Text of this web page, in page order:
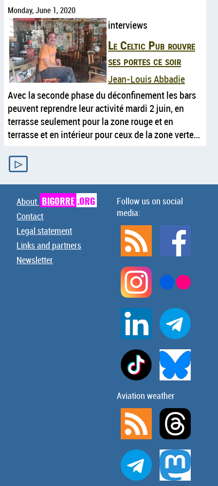
Monday, June 1, 2020
interviews
Le Celtic Pub rouvre
ses portes ce soir
Jean-Louis Abbadie
Avec la seconde phase du déconfinement les bars
peuvent reprendre leur activité mardi 2 juin, en
terrasse seulement pour la zone rouge et en
terrasse et en intérieur pour ceux de la zone verte…
▷
About BIGORRE .ORG
Contact
Legal statement
Links and partners
Newsletter
Follow us on social
media:
Aviation weather